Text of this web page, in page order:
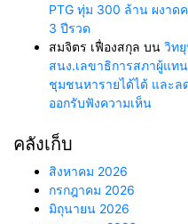
PTG ทุ่ม 300 ล้าน ผงาด
3 ปีรวด
สมจิตร เฟื่องสกุล บน วิท
สนง.เลขาธิการสภาผู้แท
ชุมชนหารายได้ได้ และ
ออกรับฟังความเห็น
คลังเก็บ
สิงหาคม 2026
กรกฎาคม 2026
มิถุนายน 2026